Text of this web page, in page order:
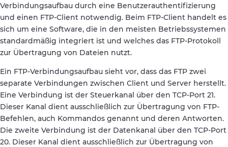
Verbindungsaufbau durch eine Benutzerauthentifizierung
und einen FTP-Client notwendig. Beim FTP-Client handelt es
sich um eine Software, die in den meisten Betriebssystemen
standardmäßig integriert ist und welches das FTP-Protokoll
zur Übertragung von Dateien nutzt.
Ein FTP-Verbindungsaufbau sieht vor, dass das FTP zwei
separate Verbindungen zwischen Client und Server herstellt.
Eine Verbindung ist der Steuerkanal über den TCP-Port 21.
Dieser Kanal dient ausschließlich zur Übertragung von FTP-
Befehlen, auch Kommandos genannt und deren Antworten.
Die zweite Verbindung ist der Datenkanal über den TCP-Port
20. Dieser Kanal dient ausschließlich zur Übertragung von